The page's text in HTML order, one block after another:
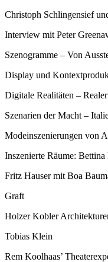
Christoph Schlingensief
Interview mit Peter
Szenogramme – Von
Display und
Digitale Realitäten –
Szenarien der Macht –
Modeinszenierungen von
Inszenierte Räume:
Fritz Hauser mit Boa
Graft
Holzer Kobler
Tobias Klein
Rem Koolhaas’